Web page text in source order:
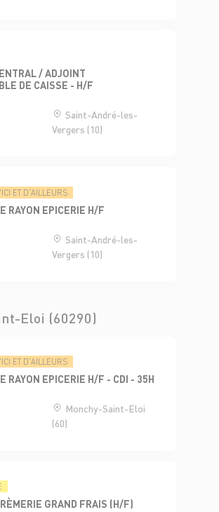
/ ADJOINT
DE CAISSE - H/F
Saint-André-les-
Vergers (10)
ET D'AILLEURS
RAYON EPICERIE H/F
Saint-André-les-
Vergers (10)
Eloi (60290)
ET D'AILLEURS
RAYON EPICERIE H/F - CDI - 35H
Monchy-Saint-Eloi
(60)
GRAND FRAIS (H/F)